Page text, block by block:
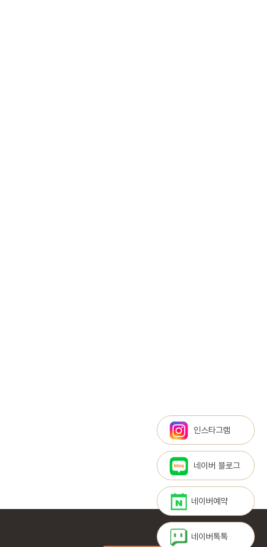
인스타그램
네이버 블로그
네이버예약
네이버톡톡